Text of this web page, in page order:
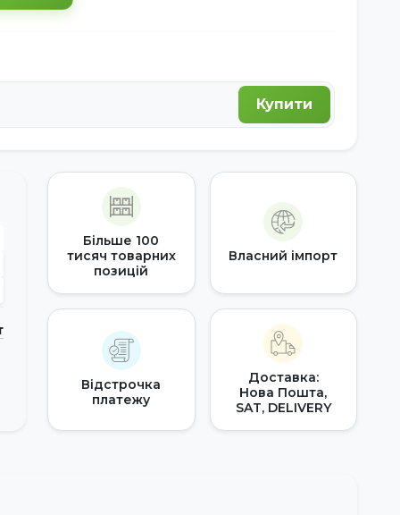
Купити
Більше 100
тисяч товарних
позицій
Власний імпорт
Відстрочка
платежу
Доставка:
Нова Пошта,
SAT, DELIVERY